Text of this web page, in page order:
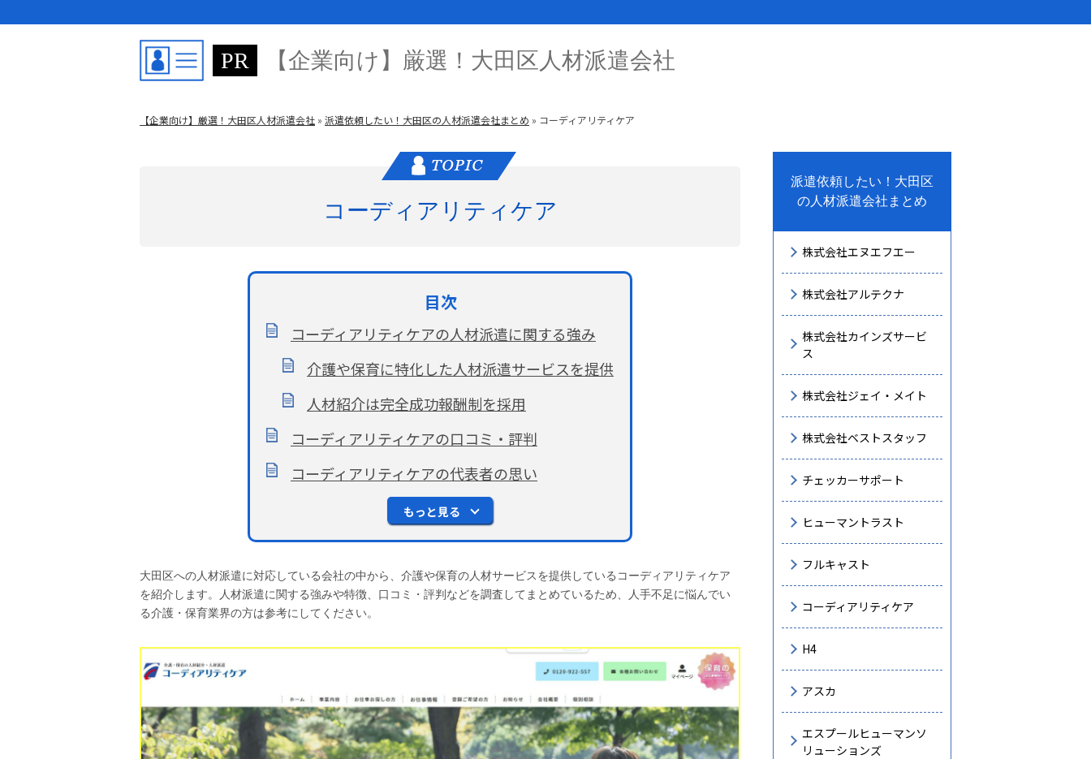
【企業向け】厳選！大田区人材派遣会社
【企業向け】厳選！大田区人材派遣会社 » 派遣依頼したい！大田区の人材派遣会社まとめ » コーディアリティケア
コーディアリティケア
コーディアリティケアの人材派遣に関する強み
介護や保育に特化した人材派遣サービスを提供
人材紹介は完全成功報酬制を採用
コーディアリティケアの口コミ・評判
コーディアリティケアの代表者の思い
もっと見る
大田区への人材派遣に対応している会社の中から、介護や保育の人材サービスを提供しているコーディアリティケア
を紹介します。人材派遣に関する強みや特徴、口コミ・評判などを調査してまとめているため、人手不足に悩んでい
る介護・保育業界の方は参考にしてください。
派遣依頼したい！大田区
の人材派遣会社まとめ
株式会社エヌエフエー
株式会社アルテクナ
株式会社カインズサービ
ス
株式会社ジェイ・メイト
株式会社ベストスタッフ
チェッカーサポート
ヒューマントラスト
フルキャスト
コーディアリティケア
H4
アスカ
エスプールヒューマンソ
リューションズ